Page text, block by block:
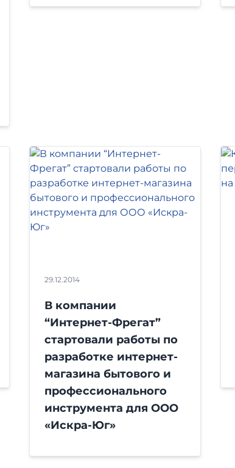
29.12.2014
В компании
“Интернет-Фрегат”
стартовали работы по
разработке интернет-
магазина бытового и
профессионального
инструмента для ООО
«Искра-Юг»